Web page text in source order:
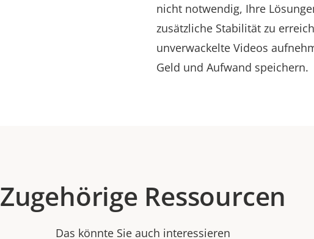
nicht notwendig, Ihre
zusätzliche Stabilität zu
unverwackelte Videos
Geld und Aufwand speichern.
Zugehörige Ressourcen
Das könnte Sie auch interessieren